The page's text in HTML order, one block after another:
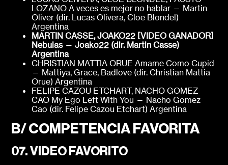
LOZANO A veces es mejor no hablar — Martin
Oliver (dir. Lucas Olivera, Cloe Blondel)
Argentina
MARTIN CASSE, JOAKO22 [VIDEO GANADOR]
Nebulas — Joako22 (dir. Martin Casse)
Argentina
CHRISTIAN MATTIA ORUE Amame Como Cupid
— Mattiya, Grace, Badlove (dir. Christian Mattia
Orue) Argentina
FELIPE CAZOU ETCHART, NACHO GOMEZ
CAO My Ego Left With You — Nacho Gomez
Cao (dir. Felipe Cazou Etchart) Argentina
B/ COMPETENCIA FAVORITA
07. VIDEO FAVORITO